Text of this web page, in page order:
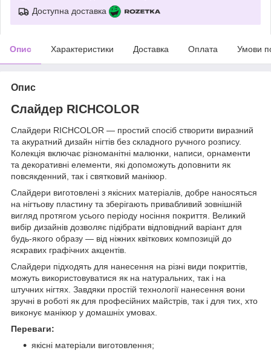
Доступна доставка
Опис Характеристики Доставка Оплата Умови
Опис
Слайдер RICHCOLOR
Слайдери RICHCOLOR — простий спосіб створити виразний
та акуратний дизайн нігтів без складного ручного розпису.
Колекція включає різноманітні малюнки, написи, орнаменти
та декоративні елементи, які допоможуть доповнити як
повсякденний, так і святковий манікюр.
Слайдери виготовлені з якісних матеріалів, добре наносяться
на нігтьову пластину та зберігають привабливий зовнішній
вигляд протягом усього періоду носіння покриття. Великий
вибір дизайнів дозволяє підібрати відповідний варіант для
будь-якого образу — від ніжних квіткових композицій до
яскравих графічних акцентів.
Слайдери підходять для нанесення на різні види покриттів,
можуть використовуватися як на натуральних, так і на
штучних нігтях. Завдяки простій технології нанесення вони
зручні в роботі як для професійних майстрів, так і для тих, хто
виконує манікюр у домашніх умовах.
Переваги:
якісні матеріали виготовлення;